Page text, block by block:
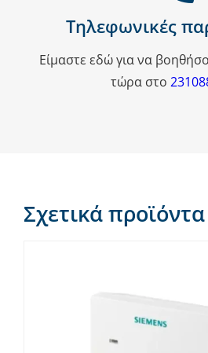
Τηλεφωνικές
Είμαστε εδώ για να
τώρα στο
Σχετικά προϊόντα